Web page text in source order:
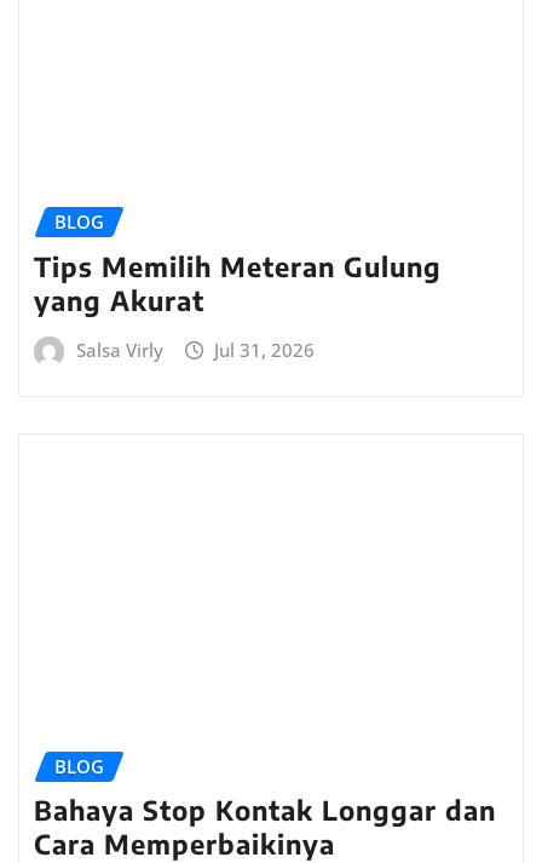
BLOG
Tips Memilih Meteran Gulung
yang Akurat
Salsa Virly Jul 31, 2026
BLOG
Bahaya Stop Kontak Longgar dan
Cara Memperbaikinya